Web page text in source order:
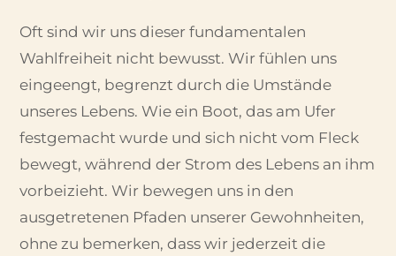
Oft sind wir uns dieser fundamentalen
Wahlfreiheit nicht bewusst. Wir fühlen uns
eingeengt, begrenzt durch die Umstände
unseres Lebens. Wie ein Boot, das am Ufer
festgemacht wurde und sich nicht vom Fleck
bewegt, während der Strom des Lebens an ihm
vorbeizieht. Wir bewegen uns in den
ausgetretenen Pfaden unserer Gewohnheiten,
ohne zu bemerken, dass wir jederzeit die